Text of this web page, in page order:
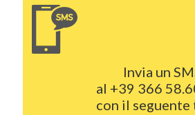
Invia un
al +39 366
con il seguente